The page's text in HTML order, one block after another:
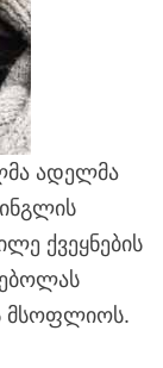
ადელმა
ქვეყნების
მსოფლიოს.